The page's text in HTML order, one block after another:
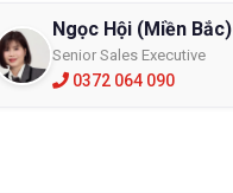
Ngọc Hội (Miền Bắc)
Senior Sales Executive
0372 064 090